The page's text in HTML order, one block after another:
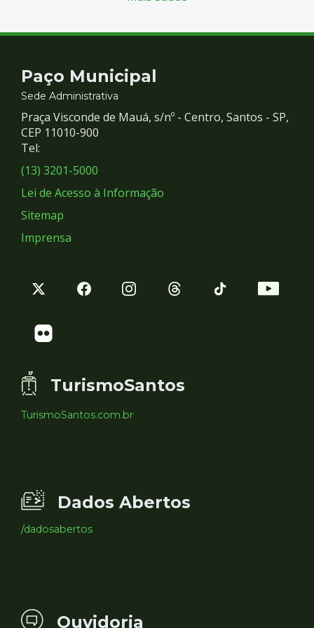
Contato
e
Redes
Sociais
Paço Municipal
Sede Administrativa
Praça Visconde de Mauá, s/nº - Centro, Santos - SP,
CEP 11010-900
Tel:
(13) 3201-5000
Lei de Acesso à Informação
Sitemap
Imprensa
TurismoSantos
TurismoSantos.com.br
Dados Abertos
/dadosabertos
Ouvidoria